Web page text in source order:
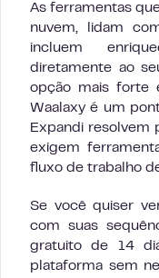
As ferramentas
nuvem, lidam
incluem
diretamente ao
opção mais forte
Waalaxy é um
Expandi resolvem
exigem
fluxo de trabalho
Se você quiser
com suas
gratuito de 14
plataforma sem